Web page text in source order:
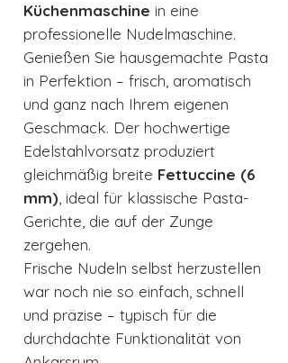
Küchenmaschine in eine
professionelle Nudelmaschine.
Genießen Sie hausgemachte Pasta
in Perfektion – frisch, aromatisch
und ganz nach Ihrem eigenen
Geschmack. Der hochwertige
Edelstahlvorsatz produziert
gleichmäßig breite Fettuccine (6
mm), ideal für klassische Pasta-
Gerichte, die auf der Zunge
zergehen.
Frische Nudeln selbst herzustellen
war noch nie so einfach, schnell
und präzise – typisch für die
durchdachte Funktionalität von